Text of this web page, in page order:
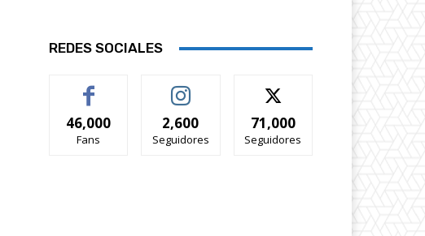
REDES SOCIALES
46,000
Fans
2,600
Seguidores
71,000
Seguidores